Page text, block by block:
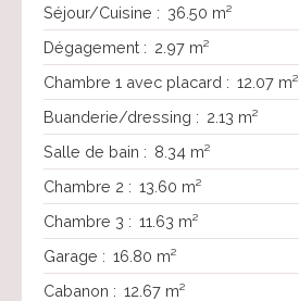
Séjour/Cuisine : 36.50 m²
Dégagement : 2.97 m²
Chambre 1 avec placard : 12.07 m²
Buanderie/dressing : 2.13 m²
Salle de bain : 8.34 m²
Chambre 2 : 13.60 m²
Chambre 3 : 11.63 m²
Garage : 16.80 m²
Cabanon : 12.67 m²